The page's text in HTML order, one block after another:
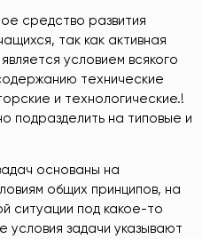
средство развития
так как активная
условием всякого
технические
и технологические.!
подразделить на типовые и
основаны на
общих принципов, на
ситуации под какое-то
задачи указывают